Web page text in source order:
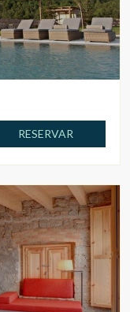
RESERVAR